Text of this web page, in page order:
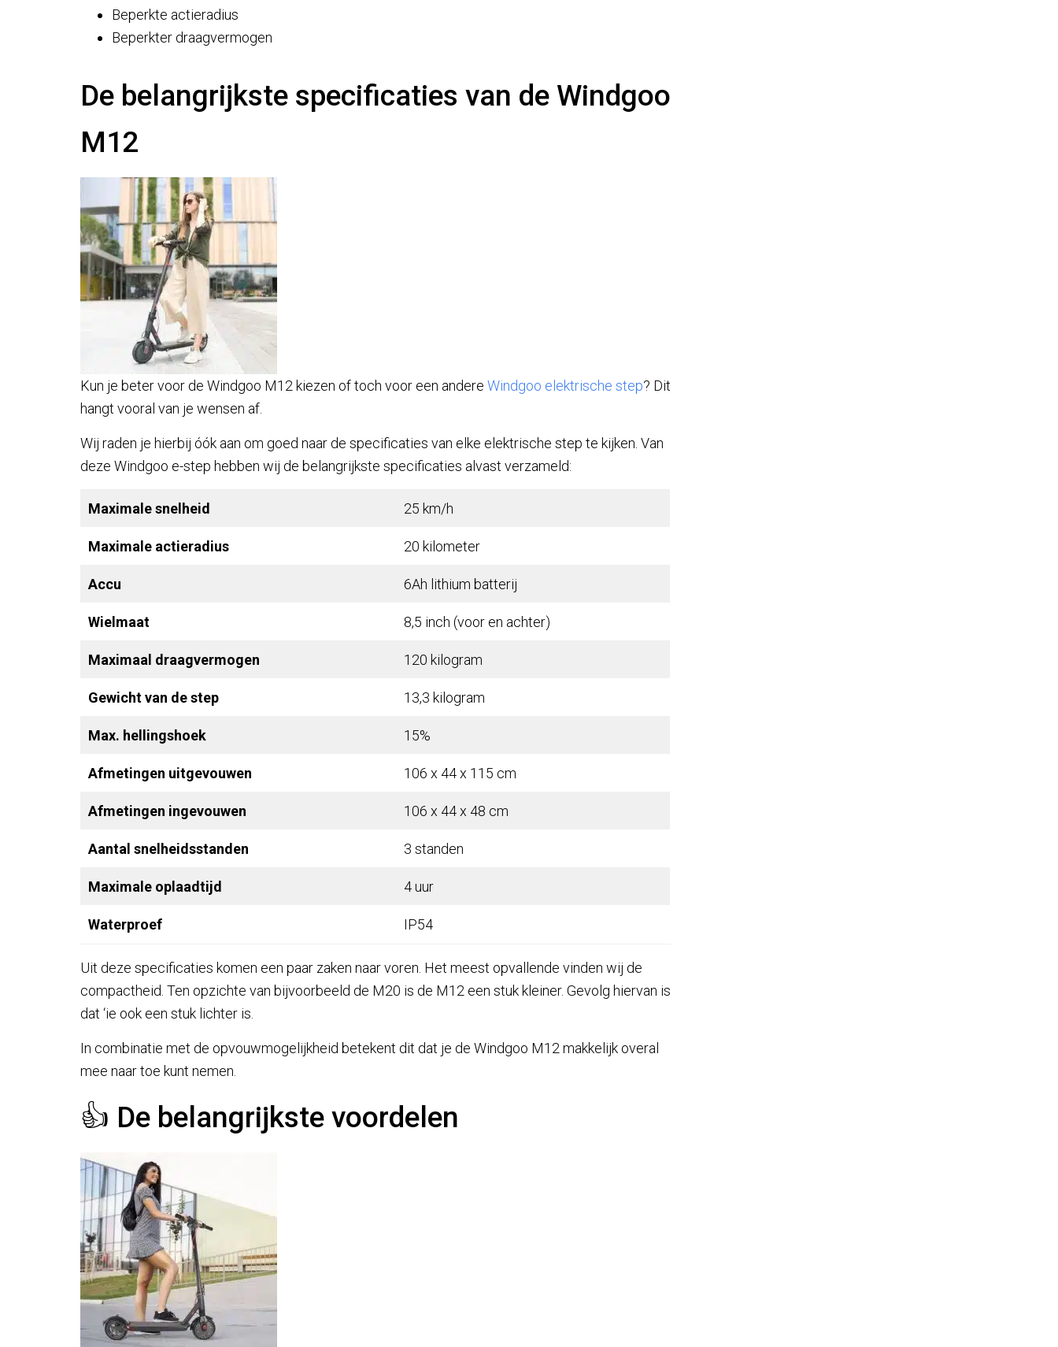
Beperkte actieradius
Beperkter draagvermogen
De belangrijkste specificaties van de Windgoo
M12
Kun je beter voor de Windgoo M12 kiezen of toch voor een andere Windgoo elektrische step? Dit
hangt vooral van je wensen af.
Wij raden je hierbij óók aan om goed naar de specificaties van elke elektrische step te kijken. Van
deze Windgoo e-step hebben wij de belangrijkste specificaties alvast verzameld:
Maximale snelheid 25 km/h
Maximale actieradius 20 kilometer
Accu 6Ah lithium batterij
Wielmaat 8,5 inch (voor en achter)
Maximaal draagvermogen 120 kilogram
Gewicht van de step 13,3 kilogram
Max. hellingshoek 15%
Afmetingen uitgevouwen 106 x 44 x 115 cm
Afmetingen ingevouwen 106 x 44 x 48 cm
Aantal snelheidsstanden 3 standen
Maximale oplaadtijd 4 uur
Waterproef IP54
Uit deze specificaties komen een paar zaken naar voren. Het meest opvallende vinden wij de
compactheid. Ten opzichte van bijvoorbeeld de M20 is de M12 een stuk kleiner. Gevolg hiervan is
dat ‘ie ook een stuk lichter is.
In combinatie met de opvouwmogelijkheid betekent dit dat je de Windgoo M12 makkelijk overal
mee naar toe kunt nemen.
👍 De belangrijkste voordelen